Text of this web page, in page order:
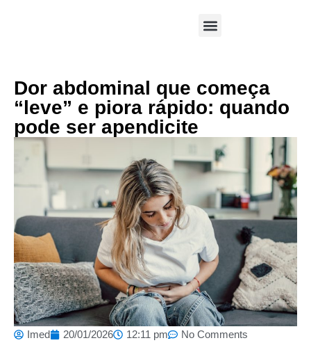
Dor abdominal que começa
“leve” e piora rápido: quando
pode ser apendicite
Imed 20/01/2026 12:11 pm No Comments